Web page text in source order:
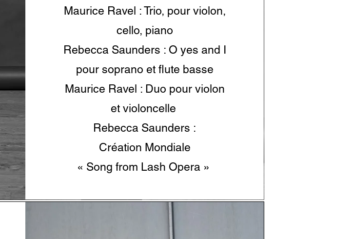
Maurice Ravel : Trio, pour violon,
cello, piano
Rebecca Saunders : O yes and I
pour soprano et flute basse
Maurice Ravel : Duo pour violon
et violoncelle
Rebecca Saunders :
Création Mondiale
« Song from Lash Opera »